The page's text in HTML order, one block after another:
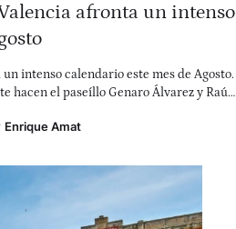
afronta un intenso
intenso calendario este mes de Agosto.
hacen el paseíllo Genaro Álvarez y Raúl
ante novillos de El Parralejo El día 20 en
éste de la escuela de Castellón. Y el 28
festejo actuarán Miguel Senent, Borja
éste de la escuela de Albacete. En lo que
del Pinar hace el paseíllo Alonso
Enrique Amat